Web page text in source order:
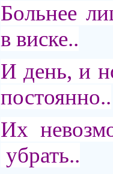
Больнее
в виске..
И день, и
постоянно..
Их
убрать..